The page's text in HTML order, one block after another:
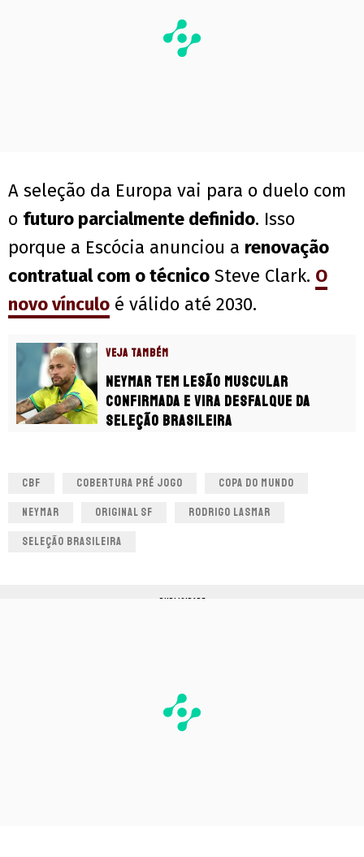
A seleção da Europa vai para o duelo com
o futuro parcialmente definido. Isso
porque a Escócia anunciou a renovação
contratual com o técnico Steve Clark. O
novo vínculo é válido até 2030.
VEJA TAMBÉM
Neymar tem lesão muscular
confirmada e vira desfalque da
Seleção Brasileira
CBF COBERTURA PRÉ JOGO COPA DO MUNDO
NEYMAR ORIGINAL SF RODRIGO LASMAR
SELEÇÃO BRASILEIRA
PUBLICIDADE